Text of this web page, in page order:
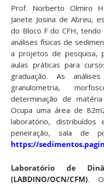
Prof. Norberto Olmiro
Janete Josina de Abreu,
do Bloco F do CFH,
análises físicas de
a projetos de pesquisa,
aulas práticas para
graduação. As
granulometria,
determinação de
Ocupa uma área de
laboratório,
peneiração, sala de
https://
Laboratório de
(LABDINO/OCN/CFM). O